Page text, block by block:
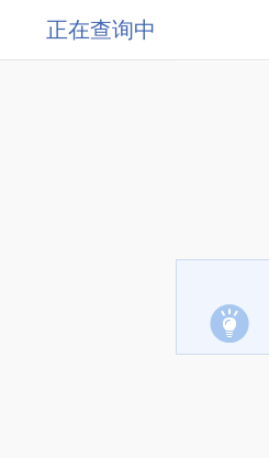
正在查询中